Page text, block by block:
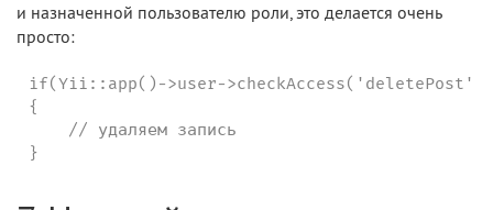
и назначенной пользователю роли, это делается очень
просто:
if(Yii::app()->user->checkAccess('deletePost'))
{
    // удаляем запись
}